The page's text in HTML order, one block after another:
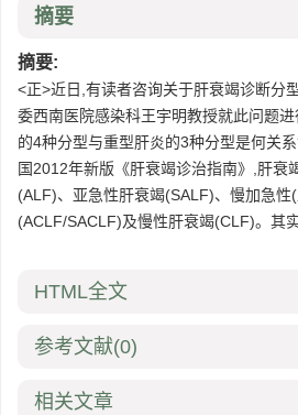
摘要
摘要:
<正>近日,有读者咨询关于肝衰竭诊断分
委西南医院感染科王宇明教授就此问题
的4种分型与重型肝炎的3种分型是何关
国2012年新版《肝衰竭诊治指南》,肝衰
(ALF)、亚急性肝衰竭(SALF)、慢加急性
(ACLF/SACLF)及慢性肝衰竭(CLF)。其
HTML全文
参考文献(0)
相关文章